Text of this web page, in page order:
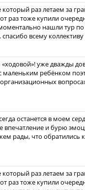
раз летаем за
раз тоже купили
нашли тур
всему
уже дважды
ребёнком
останется в моем
впечатление и бурю
рады, что обратились
раз летаем за
раз тоже купили